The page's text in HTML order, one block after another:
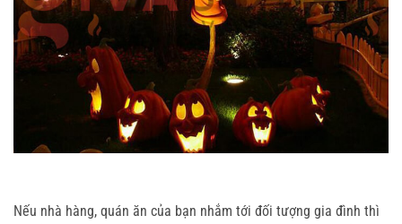
Nếu nhà hàng, quán ăn của bạn nhắm tới đối tượng gia đình thì